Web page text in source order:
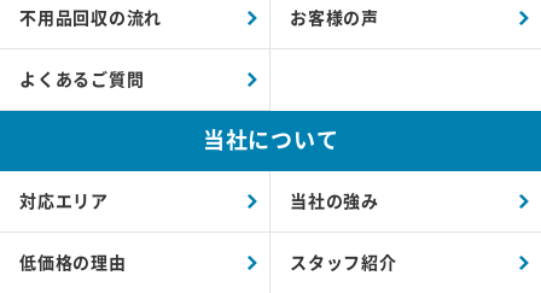
不用品回収の流れ お客様の声
よくあるご質問
当社について
対応エリア 当社の強み
低価格の理由 スタッフ紹介